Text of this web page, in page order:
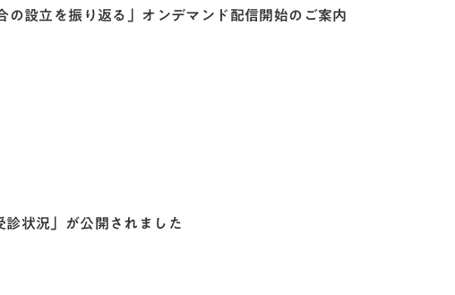
設立を振り返る」オンデマンド配信開始のご案内
状況」が公開されました